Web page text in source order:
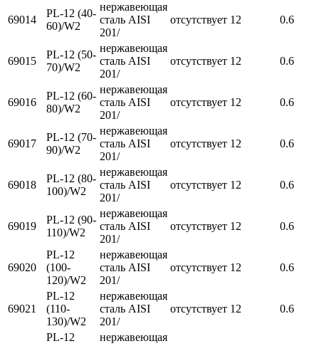
69014
PL-12 (40-
60)/W2
нержавеющая
сталь AISI
201/
отсутствует 12 0.6
69015
PL-12 (50-
70)/W2
нержавеющая
сталь AISI
201/
отсутствует 12 0.6
69016
PL-12 (60-
80)/W2
нержавеющая
сталь AISI
201/
отсутствует 12 0.6
69017
PL-12 (70-
90)/W2
нержавеющая
сталь AISI
201/
отсутствует 12 0.6
69018
PL-12 (80-
100)/W2
нержавеющая
сталь AISI
201/
отсутствует 12 0.6
69019
PL-12 (90-
110)/W2
нержавеющая
сталь AISI
201/
отсутствует 12 0.6
69020
PL-12
(100-
120)/W2
нержавеющая
сталь AISI
201/
отсутствует 12 0.6
69021
PL-12
(110-
130)/W2
нержавеющая
сталь AISI
201/
отсутствует 12 0.6
PL-12
нержавеющая